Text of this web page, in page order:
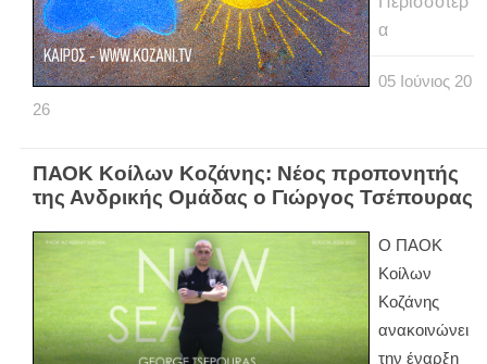
α
05 Ιούνιος 20
26
ΠΑΟΚ Κοίλων Κοζάνης: Νέος προπονητής
της Ανδρικής Ομάδας ο Γιώργος Τσέπουρας
Ο ΠΑΟΚ
Κοίλων
Κοζάνης
ανακοινώνει
την έναρξη